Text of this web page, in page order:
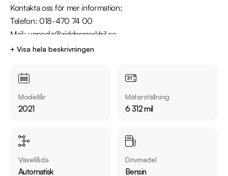
Kontakta oss för mer information:
Telefon: 018-470 74 00
Mail: uppsala@riddermarkbil.se
Adress: Kungsgatan 103, 753 18, Uppsala
Utrustning inkluderar:
+ Visa hela beskrivningen
Modellår
2021
Mätarställning
6 312 mil
Växellåda
Automatisk
Drivmedel
Bensin